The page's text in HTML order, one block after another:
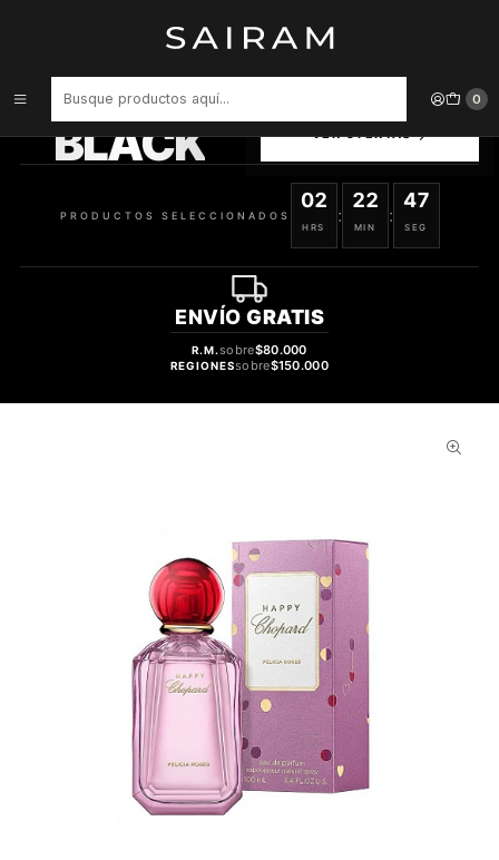
0
Perfume Happy Chopard Felicia Roses Edp Dama 100 ml
BLACK
SELECCIONADOS
PRODUCTOS SELECCIONADOS
02
HRS
:
22
MIN
:
46
SEG
ENVÍO GRATIS
R.M.sobre$80.000
REGIONESsobre$150.000